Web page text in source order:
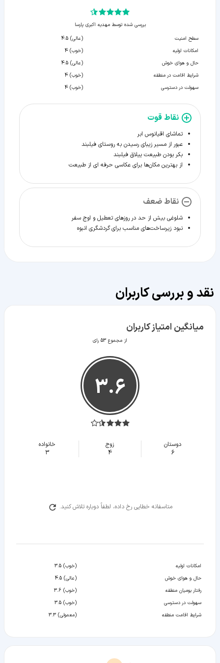
بررسی شده توسط مهدیه اکبری پارسا
سطح امنیت
(عالی) 4.5
امکانات اولیه
(خوب) 4
حال و هوای خوش
(عالی) 4.5
شرایط اقامت در منطقه
(خوب) 4
سهولت در دسترسی
(خوب) 4
نقاط قوت
تماشای اقیانوس ابر
عبور از مسیر زیبای رسیدن به روستای فیلبند
بکر بودن طبیعت ییلاق فیلبند
از بهترین مکان‌ها برای عکاسی حرفه ای از طبیعت
نقاط ضعف
شلوغی بیش از حد در روزهای تعطیل و اوج سفر
نبود زیرساخت‌های مناسب برای گردشگری انبوه
نقد و بررسی کاربران
میانگین امتیاز کاربران
از مجموع 53 رای
3.6
دوستان
6
زوج
4
خانواده
3
متاسفانه خطایی رخ داده، لطفاً دوباره تلاش کنید.
امکانات اولیه
(خوب) 3.5
حال و هوای خوش
(عالی) 4.5
رفتار بومیان منطقه
(خوب) 3.6
سهولت در دسترسی
(خوب) 3.5
شرایط اقامت منطقه
(معمولی) 3.3